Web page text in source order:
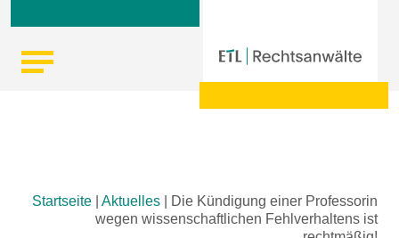
Startseite Aktuelles
Die Kündigung einer Professorin
wegen wissenschaftlichen Fehlverhaltens ist